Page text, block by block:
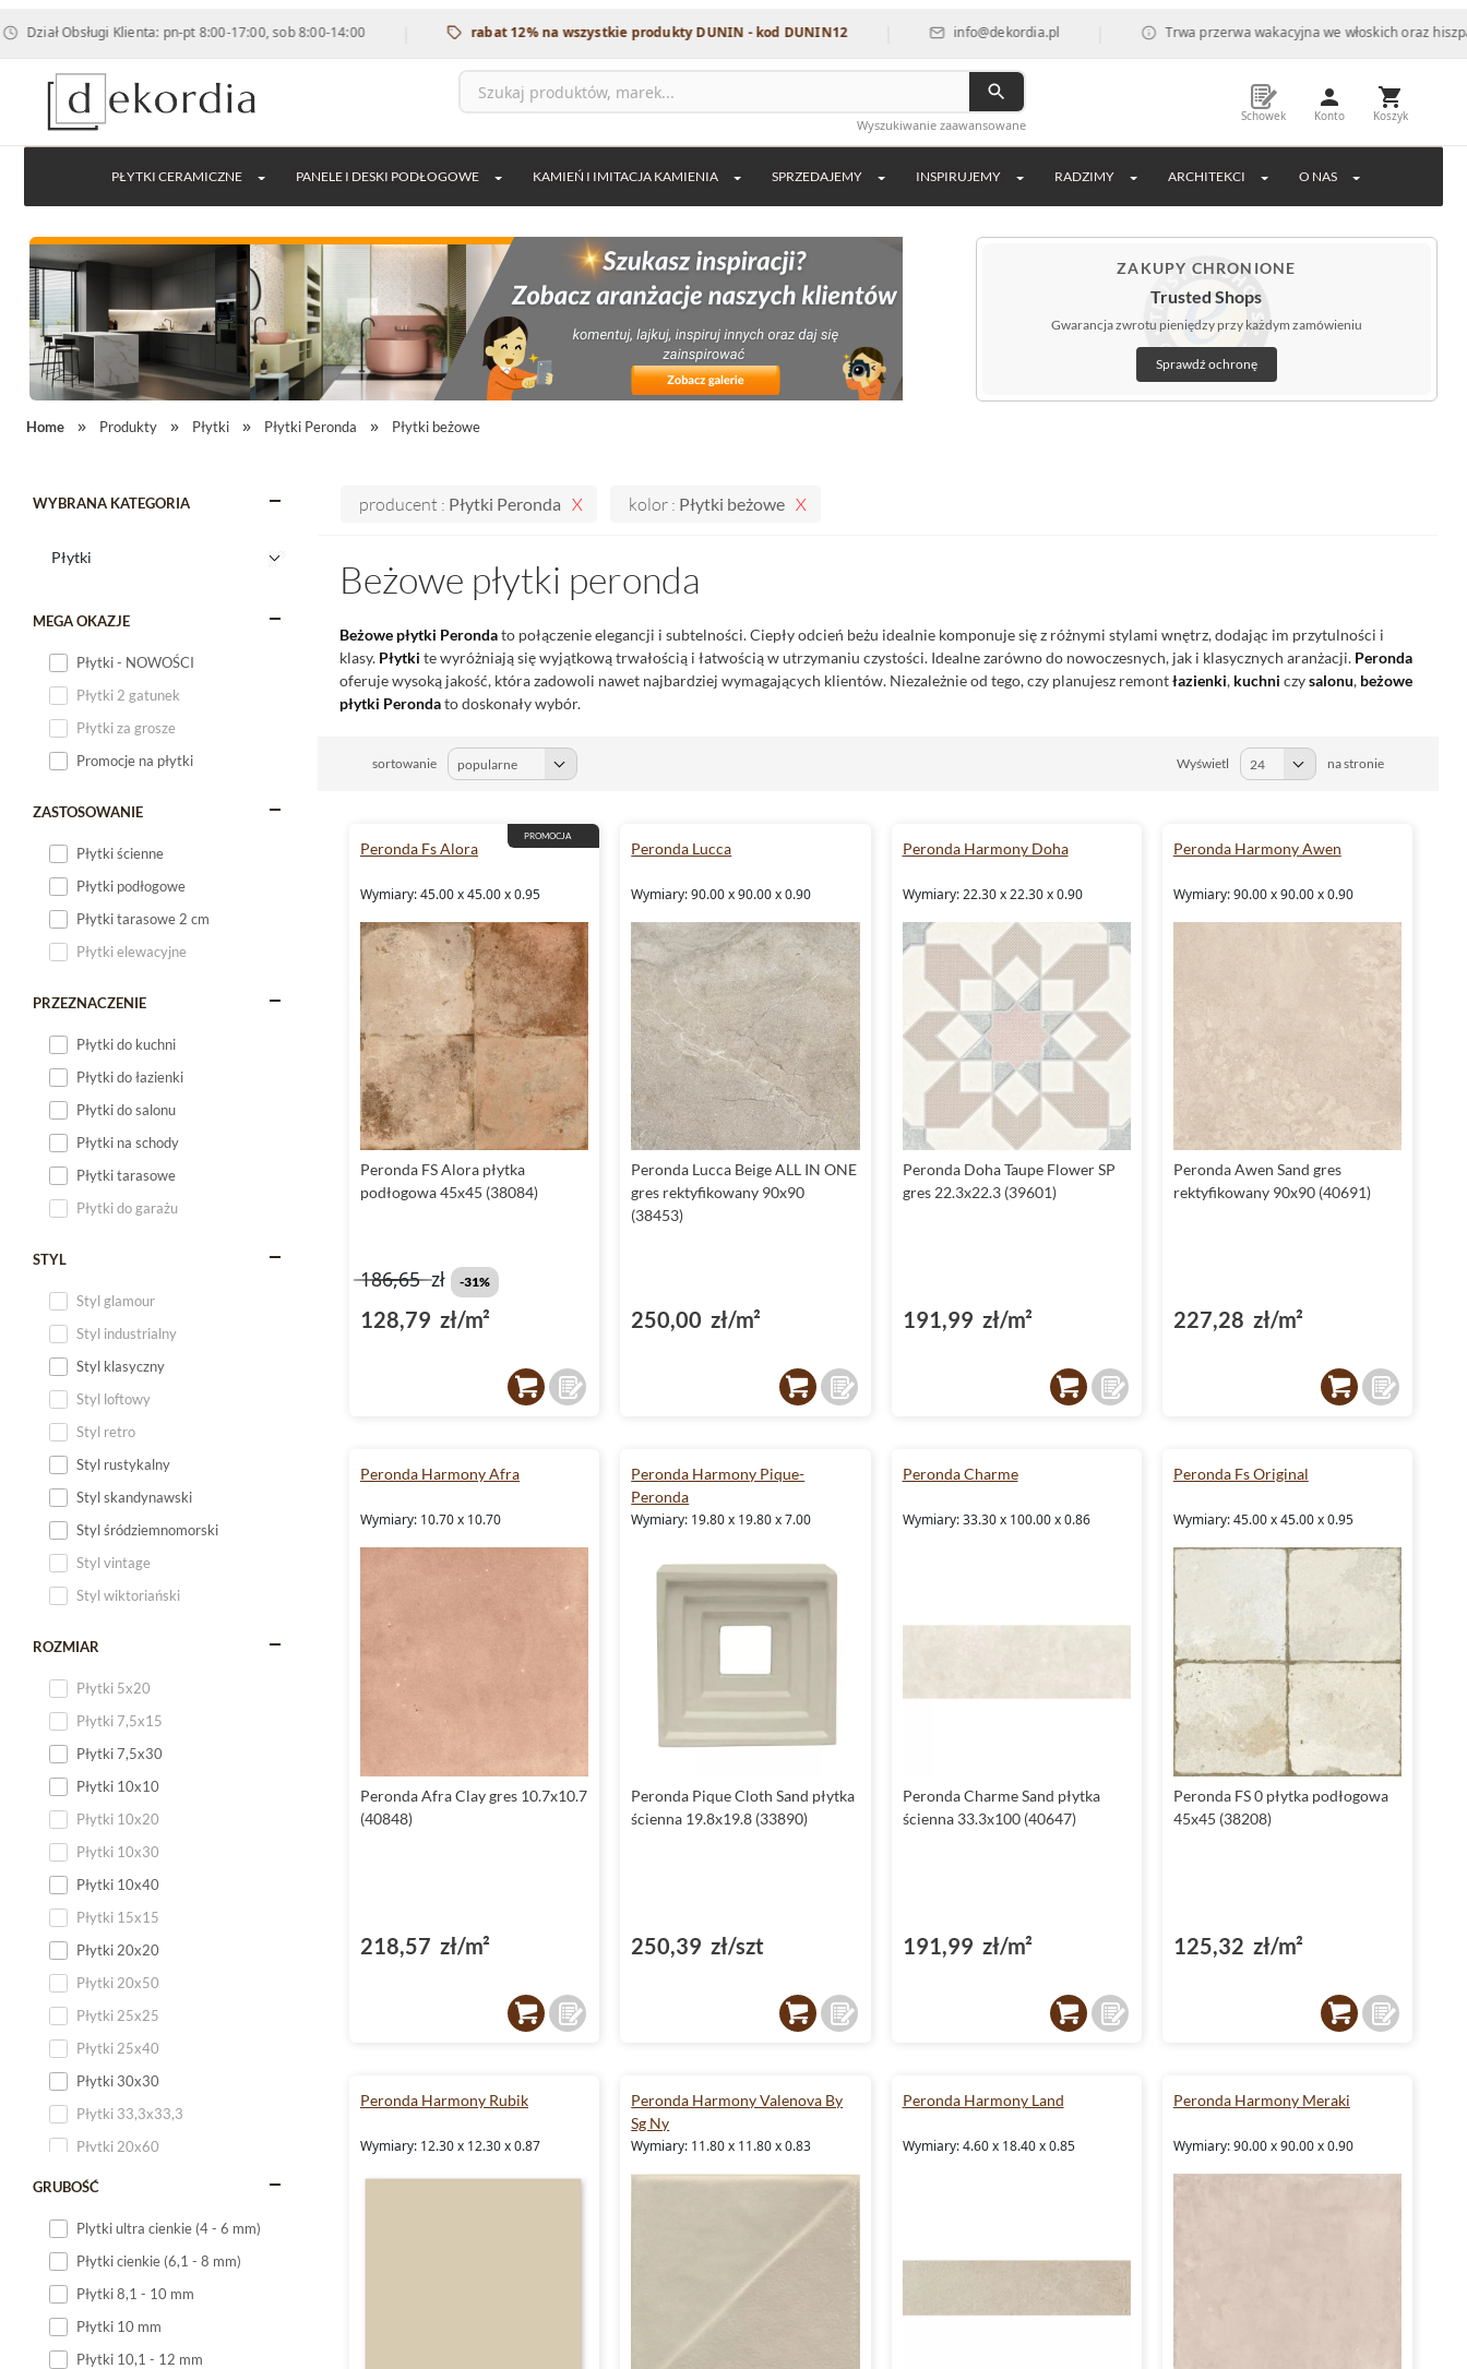
Klienta: pn-pt 8:00-17:00, sob 8:00-14:00 | rabat 12% na wszystkie produkty DUNIN - kod DUNIN12 | info@dekordia.pl | Trwa przerwa wakacyjna we włoskich oraz hiszpańskich
Wyszukiwanie zaawansowane
Schowek Konto Koszyk
PŁYTKI CERAMICZNE PANELE I DESKI PODŁOGOWE KAMIEŃ I IMITACJA KAMIENIA SPRZEDAJEMY INSPIRUJEMY RADZIMY ARCHITEKCI O NAS
ZAKUPY CHRONIONE
Trusted Shops
Gwarancja zwrotu pieniędzy przy każdym zamówieniu
Sprawdź ochronę
Home Produkty Płytki Płytki Peronda Płytki beżowe
WYBRANA KATEGORIA
MEGA OKAZJE
Płytki - NOWOŚCI
Płytki 2 gatunek
Płytki za grosze
Promocje na płytki
ZASTOSOWANIE
Płytki ścienne
Płytki podłogowe
Płytki tarasowe 2 cm
Płytki elewacyjne
PRZEZNACZENIE
Płytki do kuchni
Płytki do łazienki
Płytki do salonu
Płytki na schody
Płytki tarasowe
Płytki do garażu
STYL
Styl glamour
Styl industrialny
Styl klasyczny
Styl loftowy
Styl retro
Styl rustykalny
Styl skandynawski
Styl śródziemnomorski
Styl vintage
Styl wiktoriański
ROZMIAR
Płytki 5x20
Płytki 7,5x15
Płytki 7,5x30
Płytki 10x10
Płytki 10x20
Płytki 10x30
Płytki 10x40
Płytki 15x15
Płytki 20x20
Płytki 20x50
Płytki 25x25
Płytki 25x40
Płytki 30x30
Płytki 33,3x33,3
Płytki 20x60
Płytki 20x120
GRUBOŚĆ
Plytki ultra cienkie (4 - 6 mm)
Płytki cienkie (6,1 - 8 mm)
Płytki 8,1 - 10 mm
Płytki 10 mm
Płytki 10,1 - 12 mm
producent : Płytki Peronda kolor : Płytki beżowe
Beżowe płytki peronda
Beżowe płytki Perondato połączenie elegancji i subtelności. Ciepły odcień beżu idealnie komponuje się z różnymi stylami wnętrz, dodając im przytulności i
klasy. Płytki te wyróżniają się wyjątkową trwałością i łatwością w utrzymaniu czystości. Idealne zarówno do nowoczesnych, jak i klasycznych aranżacji. Peronda
oferuje wysoką jakość, która zadowoli nawet najbardziej wymagających klientów. Niezależnie od tego, czy planujesz remontłazienki, kuchni czysalonu, beżowe
płytki Perondato doskonały wybór.
sortowanie Wyświetl na stronie
PROMOCJA
Peronda Fs Alora
Wymiary: 45.00 x 45.00 x 0.95
Peronda FS Alora płytka
podłogowa 45x45 (38084)
186,65zł -31%
128,79 zł/m²
Peronda Lucca
Wymiary: 90.00 x 90.00 x 0.90
Peronda Lucca Beige ALL IN ONE
gres rektyfikowany 90x90
(38453)
250,00 zł/m²
Peronda Harmony Doha
Wymiary: 22.30 x 22.30 x 0.90
Peronda Doha Taupe Flower SP
gres 22.3x22.3 (39601)
191,99 zł/m²
Peronda Harmony Awen
Wymiary: 90.00 x 90.00 x 0.90
Peronda Awen Sand gres
rektyfikowany 90x90 (40691)
227,28 zł/m²
Peronda Harmony Afra
Wymiary: 10.70 x 10.70
Peronda Afra Clay gres 10.7x10.7
(40848)
218,57 zł/m²
Peronda Harmony Pique-
Peronda
Wymiary: 19.80 x 19.80 x 7.00
Peronda Pique Cloth Sand płytka
ścienna 19.8x19.8 (33890)
250,39 zł/szt
Peronda Charme
Wymiary: 33.30 x 100.00 x 0.86
Peronda Charme Sand płytka
ścienna 33.3x100 (40647)
191,99 zł/m²
Peronda Fs Original
Wymiary: 45.00 x 45.00 x 0.95
Peronda FS 0 płytka podłogowa
45x45 (38208)
125,32 zł/m²
Peronda Harmony Rubik
Wymiary: 12.30 x 12.30 x 0.87
Peronda Harmony Valenova By
Sg Ny
Wymiary: 11.80 x 11.80 x 0.83
Peronda Harmony Land
Wymiary: 4.60 x 18.40 x 0.85
Peronda Harmony Meraki
Wymiary: 90.00 x 90.00 x 0.90